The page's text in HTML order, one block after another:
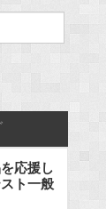
応援し
ト一般